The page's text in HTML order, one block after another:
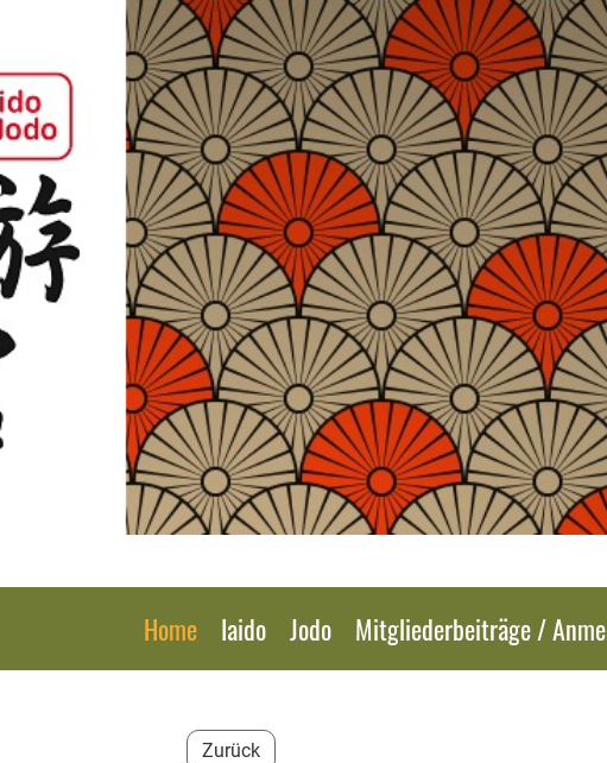
Home Iaido Jodo Mitgliederbeiträge /
Zurück